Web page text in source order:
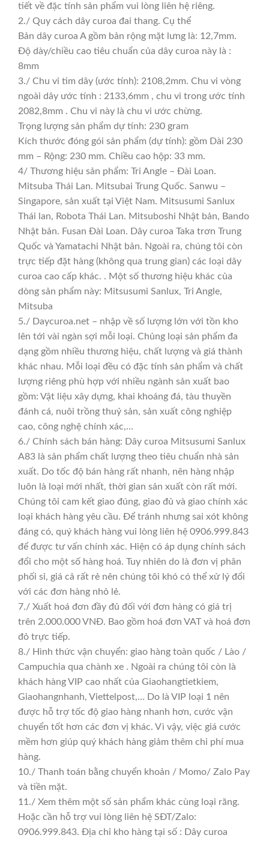
tiết về đặc tính sản phẩm vui lòng liên hệ riêng.
2./ Quy cách dây curoa đai thang. Cụ thể
Bản dây curoa A gồm bản rộng mặt lưng là: 12,7mm.
Độ dày/chiều cao tiêu chuẩn của dây curoa này là :
8mm
3./ Chu vi tim dây (ước tính): 2108,2mm. Chu vi vòng
ngoài dây ước tính : 2133,6mm , chu vi trong ước tính
2082,8mm . Chu vi này là chu vi ước chừng.
Trọng lượng sản phẩm dự tính: 230 gram
Kích thước đóng gói sản phẩm (dự tính): gồm Dài 230
mm – Rộng: 230 mm. Chiều cao hộp: 33 mm.
4/ Thương hiệu sản phẩm: Tri Angle – Đài Loan.
Mitsuba Thái Lan. Mitsubai Trung Quốc. Sanwu –
Singapore, sản xuất tại Việt Nam. Mitsusumi Sanlux
Thái lan, Robota Thái Lan. Mitsuboshi Nhật bản, Bando
Nhật bản. Fusan Đài Loan. Dây curoa Taka trơn Trung
Quốc và Yamatachi Nhật bản. Ngoài ra, chúng tôi còn
trực tiếp đặt hàng (không qua trung gian) các loại dây
curoa cao cấp khác. . Một số thương hiệu khác của
dòng sản phẩm này: Mitsusumi Sanlux, Tri Angle,
Mitsuba
5./ Daycuroa.net – nhập về số lượng lớn với tồn kho
lên tới vài ngàn sợi mỗi loại. Chủng loại sản phẩm đa
dạng gồm nhiều thương hiệu, chất lượng và giá thành
khác nhau. Mỗi loại đều có đặc tính sản phẩm và chất
lượng riêng phù hợp với nhiều ngành sản xuất bao
gồm: Vật liệu xây dựng, khai khoáng đá, tàu thuyền
đánh cá, nuôi trồng thuỷ sản, sản xuất công nghiệp
cao, công nghệ chính xác,…
6./ Chính sách bán hàng: Dây curoa Mitsusumi Sanlux
A83 là sản phẩm chất lượng theo tiêu chuẩn nhà sản
xuất. Do tốc độ bán hàng rất nhanh, nên hàng nhập
luôn là loại mới nhất, thời gian sản xuất còn rất mới.
Chúng tôi cam kết giao đúng, giao đủ và giao chính xác
loại khách hàng yêu cầu. Để tránh nhưng sai xót không
đáng có, quý khách hàng vui lòng liên hệ 0906.999.843
để được tư vấn chính xác. Hiện có áp dụng chính sách
đổi cho một số hàng hoá. Tuy nhiên do là đơn vị phân
phối sỉ, giá cả rất rẻ nên chúng tôi khó có thể xử lý đổi
với các đơn hàng nhỏ lẻ.
7./ Xuất hoá đơn đầy đủ đối với đơn hàng có giá trị
trên 2.000.000 VNĐ. Bao gồm hoá đơn VAT và hoá đơn
đỏ trực tiếp.
8./ Hình thức vận chuyển: giao hàng toàn quốc / Lào /
Campuchia qua chành xe . Ngoài ra chúng tôi còn là
khách hàng VIP cao nhất của Giaohangtietkiem,
Giaohangnhanh, Viettelpost,… Do là VIP loại 1 nên
được hỗ trợ tốc độ giao hàng nhanh hơn, cước vận
chuyển tốt hơn các đơn vị khác. Vì vậy, việc giá cước
mềm hơn giúp quý khách hàng giảm thêm chi phí mua
hàng.
10./ Thanh toán bằng chuyển khoản / Momo/ Zalo Pay
và tiền mặt.
11./ Xem thêm một số sản phẩm khác cùng loại răng.
Hoặc cần hỗ trợ vui lòng liên hệ SĐT/Zalo:
0906.999.843. Địa chỉ kho hàng tại số : Dây curoa